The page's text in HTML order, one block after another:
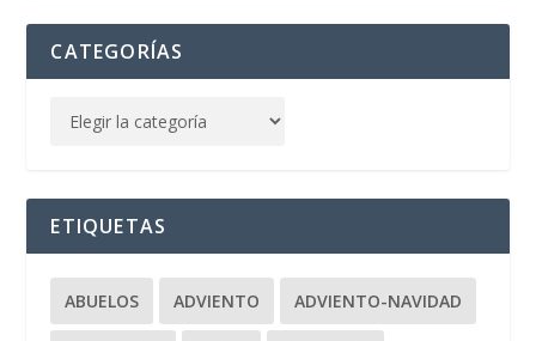
CATEGORÍAS
ETIQUETAS
ABUELOS ADVIENTO ADVIENTO-NAVIDAD